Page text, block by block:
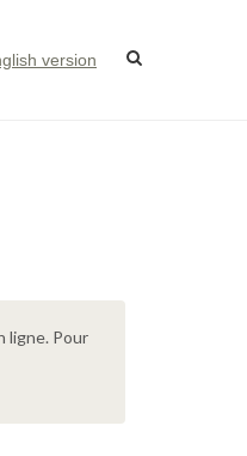
version
ligne. Pour